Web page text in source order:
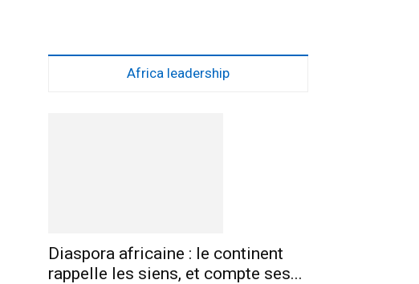
Africa leadership
Diaspora africaine : le continent
rappelle les siens, et compte ses...